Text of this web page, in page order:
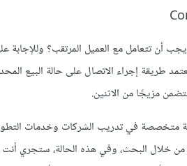
أن تتعامل مع العميل المرتقب؟
طريقة إجراء الاتصال على حالة البيع
مزيجًا من الاثنين.
متخصصة في تدريب الشركات وخدمات
خلال البحث، وفي هذه الحالة، ستجري أنت